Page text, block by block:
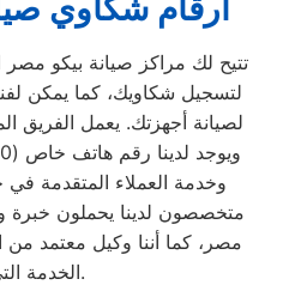
ارقام شكاوي
لتسجيل شكاويك، كما يمكن
لصيانة أجهزتك. يعمل الفريق
وخدمة العملاء المتقدمة
متخصصون لدينا يحملون خبرة
مصر، كما أننا وكيل معتمد
الخدمة التي نقدمها.